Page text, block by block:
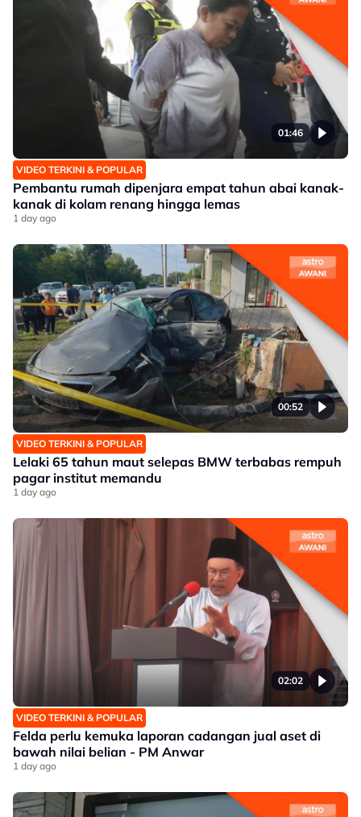
01:46
VIDEO TERKINI & POPULAR
Pembantu rumah dipenjara empat tahun abai kanak-
kanak di kolam renang hingga lemas
1 day ago
00:52
VIDEO TERKINI & POPULAR
Lelaki 65 tahun maut selepas BMW terbabas rempuh
pagar institut memandu
1 day ago
02:02
VIDEO TERKINI & POPULAR
Felda perlu kemuka laporan cadangan jual aset di
bawah nilai belian - PM Anwar
1 day ago